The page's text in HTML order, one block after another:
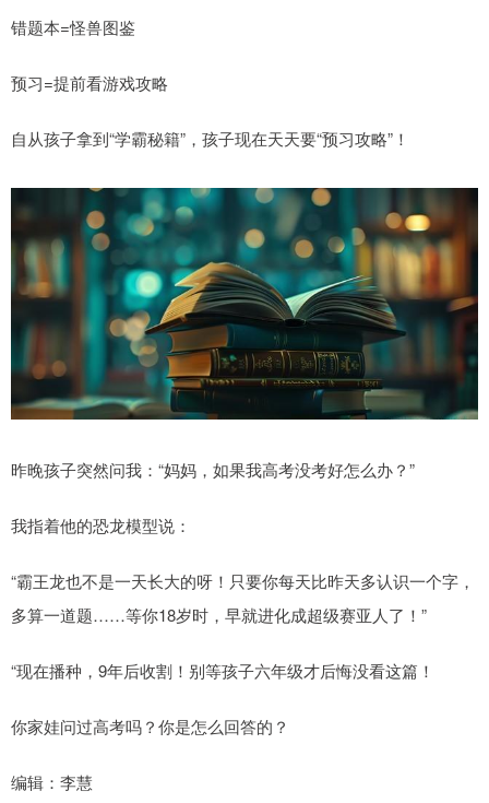
错题本=怪兽图鉴
预习=提前看游戏攻略
自从孩子拿到“学霸秘籍”，孩子现在天天要“预习攻略”！
昨晚孩子突然问我：“妈妈，如果我高考没考好怎么办？”
我指着他的恐龙模型说：
“霸王龙也不是一天长大的呀！只要你每天比昨天多认识一个字，
多算一道题……等你18岁时，早就进化成超级赛亚人了！”
“现在播种，9年后收割！别等孩子六年级才后悔没看这篇！
你家娃问过高考吗？你是怎么回答的？
编辑：李慧